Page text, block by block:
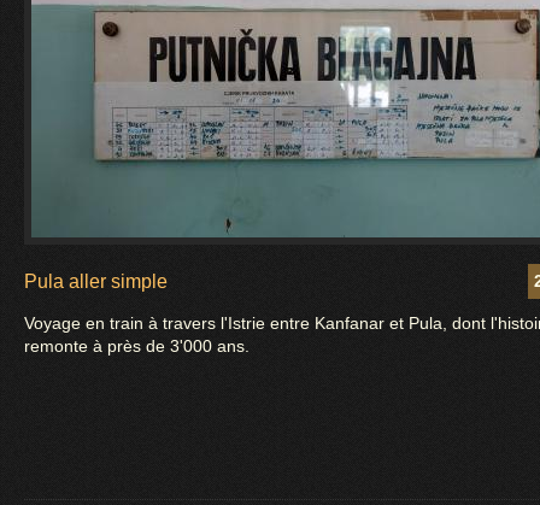
Pula aller simple
Voyage en train à travers l'Istrie entre Kanfanar et Pula, dont
remonte à près de 3'000 ans.